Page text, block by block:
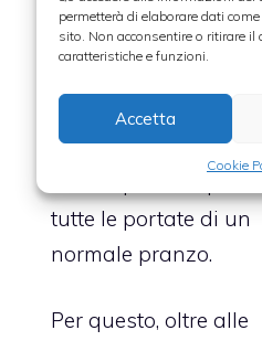
permetterà di elaborare dati
sito. Non acconsentire o ritirare
caratteristiche e funzioni.
Accetta
Cookie
Il cestino delpic nic
tradizione deve essere
molto ricco e
tutte le portate di un
normale pranzo.
Per questo, oltre alle